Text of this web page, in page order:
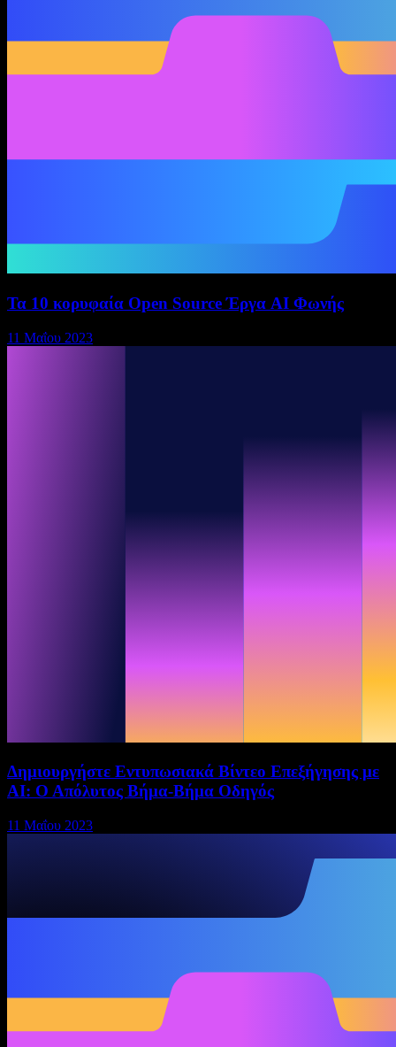
Τα 10 κορυφαία Open Source Έργα AI Φωνής
11 Μαΐου 2023
Δημιουργήστε Εντυπωσιακά Βίντεο Επεξήγησης με
AI: Ο Απόλυτος Βήμα-Βήμα Οδηγός
11 Μαΐου 2023